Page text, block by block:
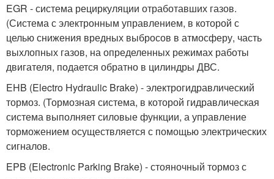
EGR - система рециркуляции отработавших газов.
(Система с электронным управлением, в которой с
целью снижения вредных выбросов в атмосферу, часть
выхлопных газов, на определенных режимах работы
двигателя, подается обратно в цилиндры ДВС.
EHB (Electro Hydraulic Brake) - электрогидравлический
тормоз. (Тормозная система, в которой гидравлическая
система выполняет силовые функции, а управление
торможением осуществляется с помощью электрических
сигналов.
EPB (Electronic Parking Brake) - стояночный тормоз с